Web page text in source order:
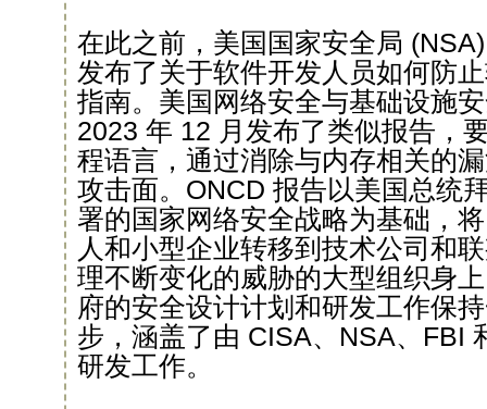
在此之前，美国国家安全局
发布了关于软件开发人员如何防
指南。美国网络安全与基础设施
2023 年 12 月发布了类似报告，
程语言，通过消除与内存相关的
攻击面。ONCD 报告以美国总统
署的国家网络安全战略为基础，
人和小型企业转移到技术公司和
理不断变化的威胁的大型组织身
府的安全设计计划和研发工作保
步，涵盖了由 CISA、NSA、FBI
研发工作。